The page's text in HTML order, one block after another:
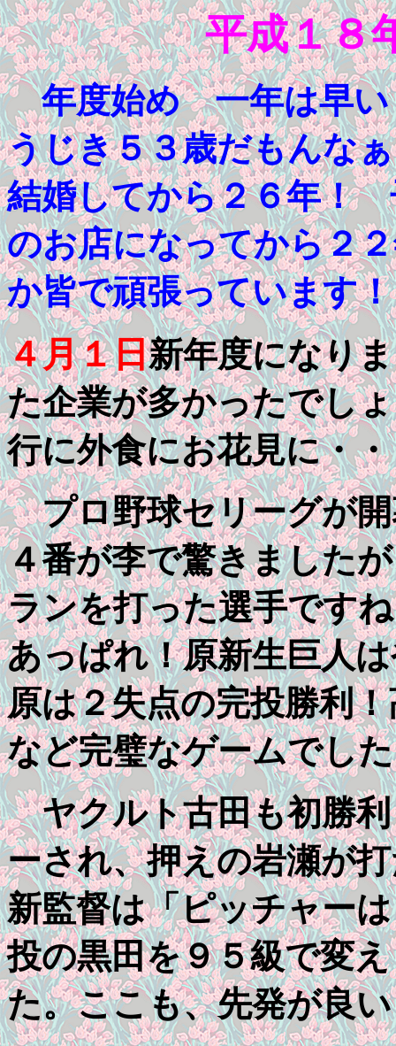
平成１
年度始め 一年は早い
うじき５３歳だもんな
結婚してから２６年！
のお店になってから２
か皆で頑張っています！
４月１日新年度になり
た企業が多かったでし
行に外食にお花見に・
プロ野球セリーグが
４番が李で驚きました
ランを打った選手です
あっぱれ！原新生巨人
原は２失点の完投勝利
など完璧なゲームでし
ヤクルト古田も初勝利
ーされ、押えの岩瀬が
新監督は「ピッチャー
投の黒田を９５級で変
た。ここも、先発が良